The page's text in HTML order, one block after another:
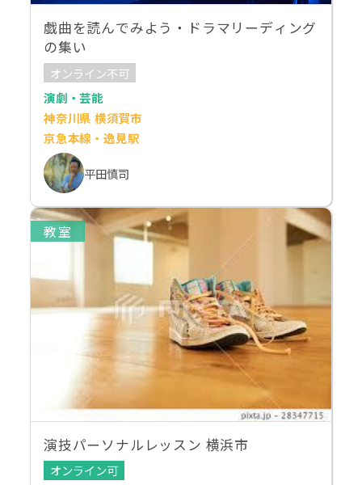
戯曲を読んでみよう・ドラマリーディング
の集い
オンライン不可
演劇・芸能
神奈川県 横須賀市
京急本線・逸見駅
平田慎司
教室
演技パーソナルレッスン 横浜市
オンライン可